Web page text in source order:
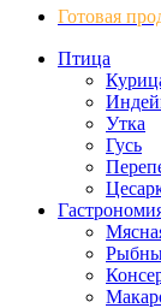
Готовая
Птица
Утка
Гусь